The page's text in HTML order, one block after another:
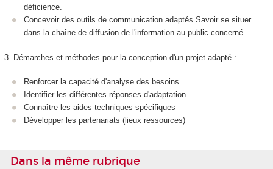
déficience.
Concevoir des outils de communication adaptés Savoir se situer
dans la chaîne de diffusion de l'information au public concerné.
3. Démarches et méthodes pour la conception d'un projet adapté :
Renforcer la capacité d'analyse des besoins
Identifier les différentes réponses d'adaptation
Connaître les aides techniques spécifiques
Développer les partenariats (lieux ressources)
Dans la même rubrique